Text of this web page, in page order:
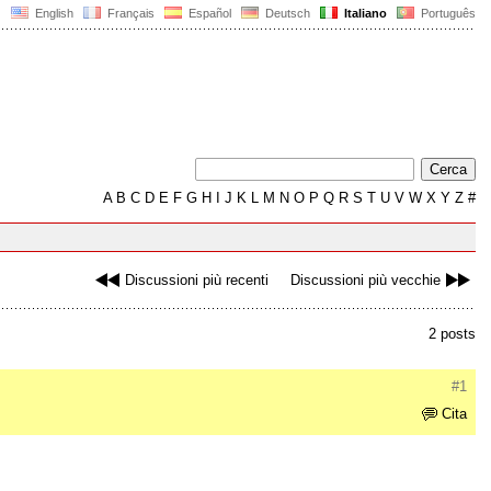
English Français Español Deutsch Italiano Português
AB C D E F G H J K L M N O P Q R S T U V W X Y Z #
Discussioni più recenti Discussioni più vecchie
2 posts
#1
Cita